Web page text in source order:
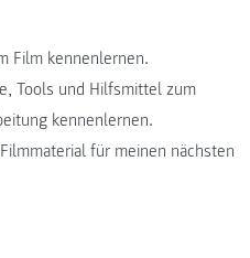
Film kennenlernen.
Tools und Hilfsmittel zum
kennenlernen.
für meinen nächsten